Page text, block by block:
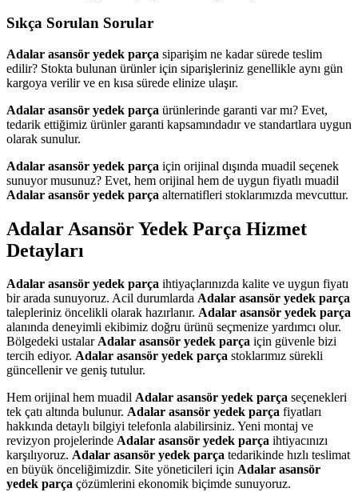
Sıkça Sorulan Sorular
Adalar asansör yedek parça siparişim ne kadar sürede teslim
edilir? Stokta bulunan ürünler için siparişleriniz genellikle aynı gün
kargoya verilir ve en kısa sürede elinize ulaşır.
Adalar asansör yedek parça ürünlerinde garanti var mı? Evet,
tedarik ettiğimiz ürünler garanti kapsamındadır ve standartlara uygun
olarak sunulur.
Adalar asansör yedek parça için orijinal dışında muadil seçenek
sunuyor musunuz? Evet, hem orijinal hem de uygun fiyatlı muadil
Adalar asansör yedek parça alternatifleri stoklarımızda mevcuttur.
Adalar Asansör Yedek Parça Hizmet
Detayları
Adalar asansör yedek parça ihtiyaçlarınızda kalite ve uygun fiyatı
bir arada sunuyoruz. Acil durumlarda Adalar asansör yedek parça
talepleriniz öncelikli olarak hazırlanır. Adalar asansör yedek parça
alanında deneyimli ekibimiz doğru ürünü seçmenize yardımcı olur.
Bölgedeki ustalarAdalar asansör yedek parça için güvenle bizi
tercih ediyor. Adalar asansör yedek parça stoklarımız sürekli
güncellenir ve geniş tutulur.
Hem orijinal hem muadil Adalar asansör yedek parça seçenekleri
tek çatı altında bulunur. Adalar asansör yedek parça fiyatları
hakkında detaylı bilgiyi telefonla alabilirsiniz. Yeni montaj ve
revizyon projelerinde Adalar asansör yedek parça ihtiyacınızı
karşılıyoruz. Adalar asansör yedek parça tedarikinde hızlı teslimat
en büyük önceliğimizdir. Site yöneticileri için Adalar asansör
yedek parça çözümlerini ekonomik biçimde sunuyoruz.